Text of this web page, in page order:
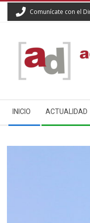
Comunícate con el
DIGITAL
Navigation
Menu
INICIO ACTUALIDAD